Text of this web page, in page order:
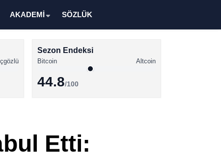
AKADEMİ SÖZLÜK
Sezon Endeksi
Bitcoin Altcoin
44.8/100
Etti: